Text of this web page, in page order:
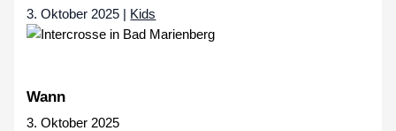
3. Oktober 2025 | Kids
Wann
3. Oktober 2025